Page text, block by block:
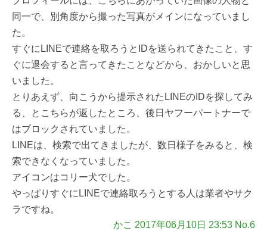
同一で、別角度から撮った写真がメインになっていまし
た。
すぐにLINEで連絡を取ろうとIDを送られてきたこと、す
ぐに退会すると言ってきたことなどから、おかしいと思
いました。
とりあえず、向こうから提示されたLINEのIDを探してみ
る、とこちらが返したところ、後日ヤフーパートナーで
はブロックされていました。
LINEは、検索で出てきましたが、数日様子をみると、検
索できなくなっていました。
アイコンはコリー犬でした。
やっぱりすぐにLINEで連絡取ろうとする人は業者やサク
ラですね。
かこ 2017年06月10日 23:53 No.6